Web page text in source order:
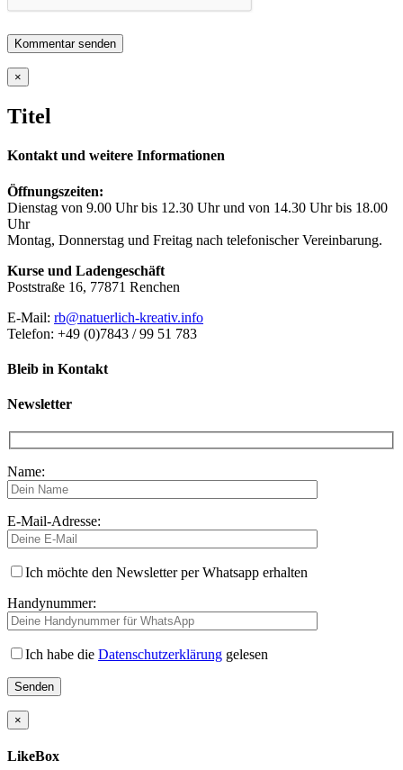
Close
product
view
×
Titel
Kontakt und weitere Informationen
Öffnungszeiten:
Dienstag von 9.00 Uhr bis 12.30 Uhr und von 14.30 Uhr bis 18.00
Uhr
Montag, Donnerstag und Freitag nach telefonischer Vereinbarung.
Kurse und Ladengeschäft
Poststraße 16, 77871 Renchen
E-Mail: rb@natuerlich-kreativ.info
Telefon: +49 (0)7843 / 99 51 783
Bleib in Kontakt
Newsletter
Name:
E-Mail-Adresse:
Ich möchte den Newsletter per Whatsapp erhalten
Handynummer:
Ich habe die Datenschutzerklärung gelesen
×
LikeBox